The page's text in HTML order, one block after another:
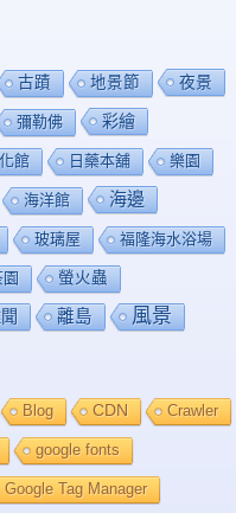
古蹟 地景節 夜景
彌勒佛 彩繪
館 日藥本舖 樂園
海洋館 海邊
玻璃屋 福隆海水浴場
螢火蟲
離島 風景
Blog CDN Crawler
google fonts
Google Tag Manager